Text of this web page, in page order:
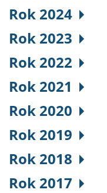
Rok 2024
Rok 2023
Rok 2022
Rok 2021
Rok 2020
Rok 2019
Rok 2018
Rok 2017